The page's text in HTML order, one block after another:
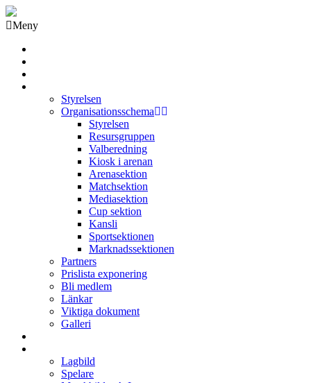
Meny
Styrelsen
Organisationsschema
Styrelsen
Resursgruppen
Valberedning
Kiosk i arenan
Arenasektion
Matchsektion
Mediasektion
Cup sektion
Kansli
Sportsektionen
Marknadssektionen
Partners
Prislista exponering
Bli medlem
Länkar
Viktiga dokument
Galleri
Lagbild
Spelare